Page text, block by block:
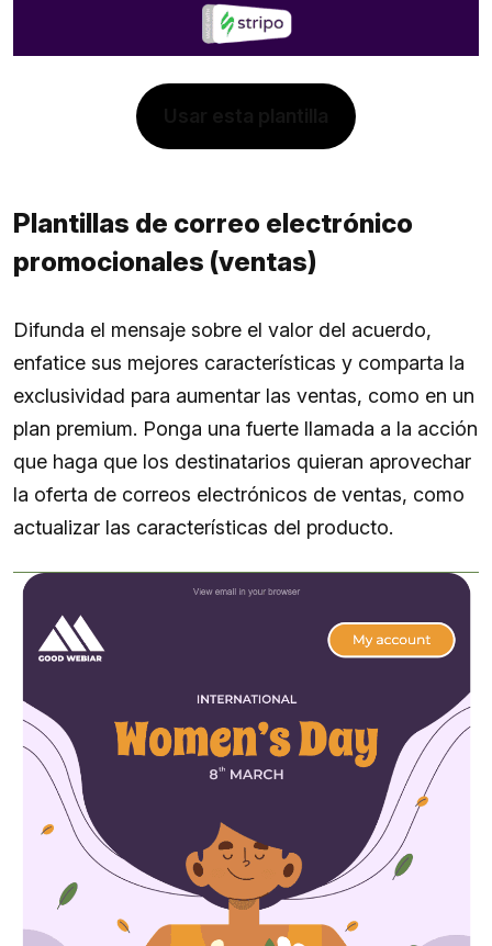
Plantillas de correo electrónico
promocionales (ventas)
Difunda el mensaje sobre el valor del acuerdo,
enfatice sus mejores características y comparta la
exclusividad para aumentar las ventas, como en un
plan premium. Ponga una fuerte llamada a la acción
que haga que los destinatarios quieran aprovechar
la oferta de correos electrónicos de ventas, como
actualizar las características del producto.